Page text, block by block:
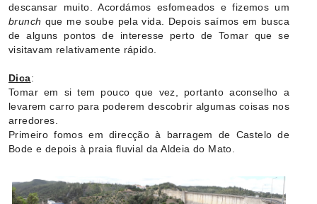
descansar muito. Acordámos esfomeados e fizemos um
brunch que me soube pela vida. Depois saímos em busca
de alguns pontos de interesse perto de Tomar que se
visitavam relativamente rápido.
Dica:
Tomar em si tem pouco que vez, portanto aconselho a
levarem carro para poderem descobrir algumas coisas nos
arredores.
Primeiro fomos em direcção à barragem de Castelo de
Bode e depois à praia fluvial da Aldeia do Mato.